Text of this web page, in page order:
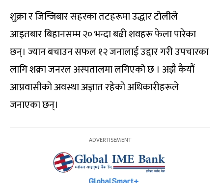
शुक्रा र जिन्जिबार सहरका तटहरूमा उद्धार टोलीले
आइतबार बिहानसम्म २० भन्दा बढी शवहरू फेला पारेका
छन्। ज्यान बचाउन सफल १२ जनालाई उद्दार गरी उपचारका
लागि शक्रा जनरल अस्पतालमा लगिएको छ । अझै कैयौं
आप्रवासीको अवस्था अज्ञात रहेको अधिकारीहरूले
जनाएका छन्।